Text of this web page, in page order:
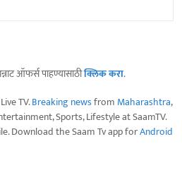
ऑफर्स पाहण्यासाठीक्लिक करा.
TV.Breaking newsfrom Maharashtra,
Sports, Lifestyle at SaamTV.
Download the Saam Tv app forAndroid